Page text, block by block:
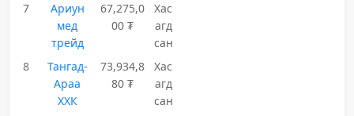
7
Ариун
мед
трейд
67,275,0
00 ₮
Хас
агд
сан
8
Тангад-
Араа
ХХК
73,934,8
80 ₮
Хас
агд
сан